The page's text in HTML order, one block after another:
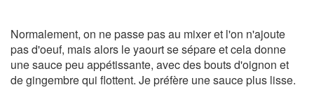
Normalement, on ne passe pas au mixer et l'on n'ajoute
pas d'oeuf, mais alors le yaourt se sépare et cela donne
une sauce peu appétissante, avec des bouts d'oignon et
de gingembre qui flottent. Je préfère une sauce plus lisse.